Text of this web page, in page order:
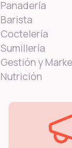
Panadería
Barista
Coctelería
Sumillería
Gestión y
Nutrición